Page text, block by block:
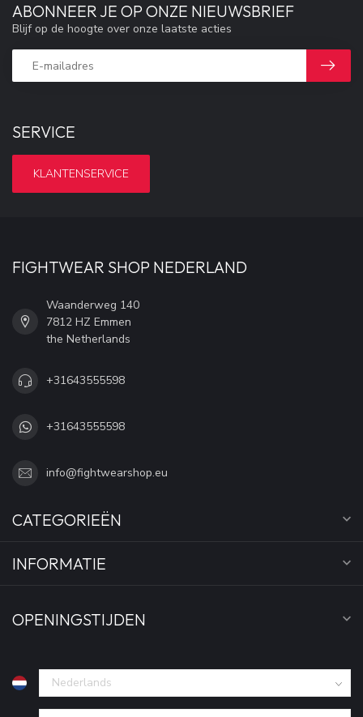
SERVICE
KLANTENSERVICE
ABONNEER JE OP ONZE NIEUWSBRIEF
Blijf op de hoogte over onze laatste acties
FIGHTWEAR SHOP NEDERLAND
Waanderweg 140
7812 HZ Emmen
the Netherlands
+31643555598
+31643555598
info@fightwearshop.eu
CATEGORIEËN
INFORMATIE
OPENINGSTIJDEN